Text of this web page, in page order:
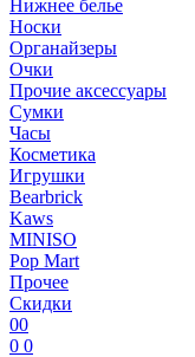
Нижнее белье
Носки
Органайзеры
Очки
Прочие аксессуары
Сумки
Часы
Косметика
Игрушки
Bearbrick
Kaws
MINISO
Pop Mart
Прочее
Скидки
00
0 0